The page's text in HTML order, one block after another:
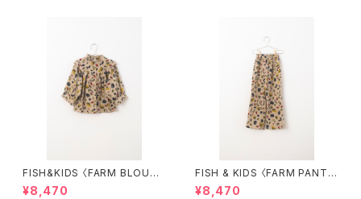
FISH&KIDS 〈FARM BLOUS
E〉
¥8,470
FISH & KIDS 〈FARM PANT
S〉
¥8,470